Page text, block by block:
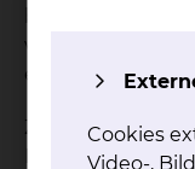
verfügen,
erworben
Zimmer, die den
Neubau
Cookies
Video-,